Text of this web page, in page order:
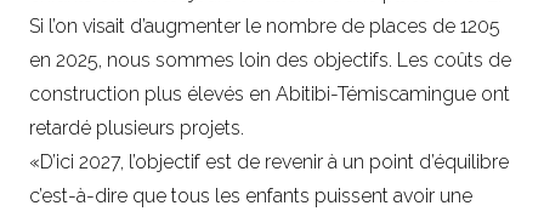
Si l’on visait d’augmenter le nombre de places de 1205
en 2025, nous sommes loin des objectifs. Les coûts de
construction plus élevés en Abitibi-Témiscamingue ont
retardé plusieurs projets.
«D’ici 2027, l’objectif est de revenir à un point d’équilibre
c’est-à-dire que tous les enfants puissent avoir une